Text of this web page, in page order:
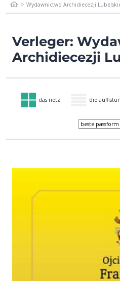
Wydawnictwo Archidiecezji
Verleger:
Archidiecezji
das netz die